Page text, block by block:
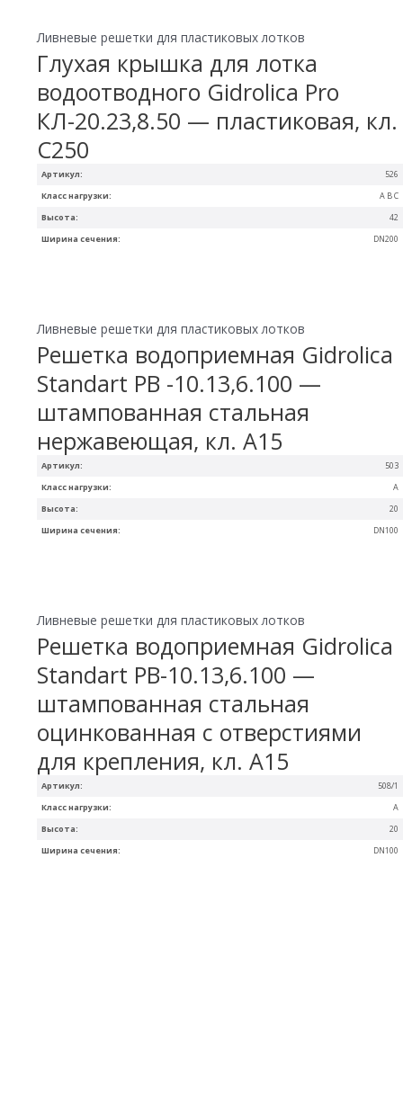
Артикул: 526
Ширина сечения: DN200
Высота: 42
Класс нагрузки: A B C
Ливневые решетки для пластиковых лотков
Глухая крышка для лотка
водоотводного Gidrolica Pro
КЛ-20.23,8.50 — пластиковая, кл.
С250
Артикул: 503
Ширина сечения: DN100
Высота: 20
Класс нагрузки: A
Ливневые решетки для пластиковых лотков
Решетка водоприемная Gidrolica
Standart РВ -10.13,6.100 —
штампованная стальная
нержавеющая, кл. А15
Артикул: 508/1
Ширина сечения: DN100
Высота: 20
Класс нагрузки: A
Ливневые решетки для пластиковых лотков
Решетка водоприемная Gidrolica
Standart РВ-10.13,6.100 —
штампованная стальная
оцинкованная с отверстиями
для крепления, кл. А15